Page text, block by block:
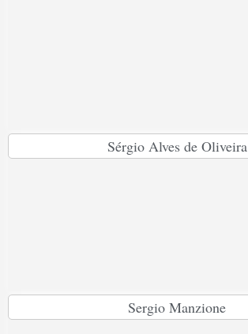
Sérgio Alves de Oliveira
Sergio Manzione